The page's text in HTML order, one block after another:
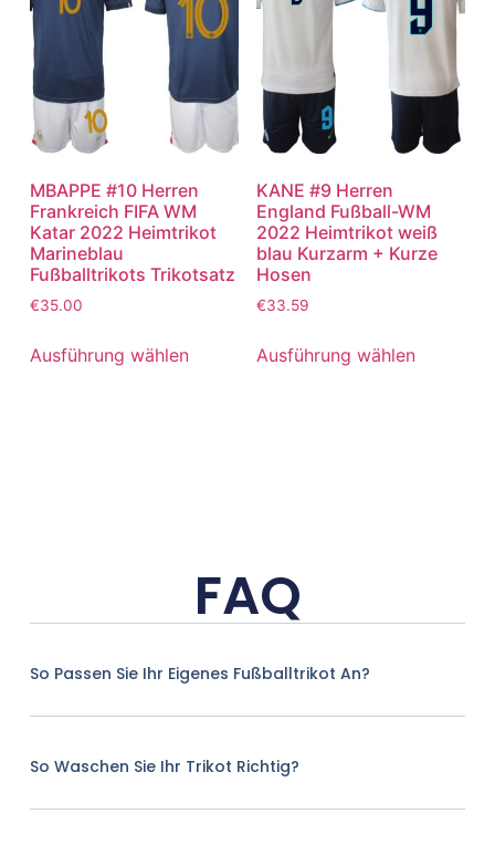
MBAPPE #10 Herren
Frankreich FIFA WM
Katar 2022 Heimtrikot
Marineblau
Fußballtrikots Trikotsatz
€35.00
Ausführung wählen
KANE #9 Herren
England Fußball-WM
2022 Heimtrikot weiß
blau Kurzarm + Kurze
Hosen
€33.59
Ausführung wählen
FAQ
So Passen Sie Ihr Eigenes Fußballtrikot An?
So Waschen Sie Ihr Trikot Richtig?